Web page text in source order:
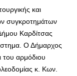
και
συγκροτημάτων
Καρδίτσας
Ο Δήμαρχος
του αρμόδιου
κ. Κων.